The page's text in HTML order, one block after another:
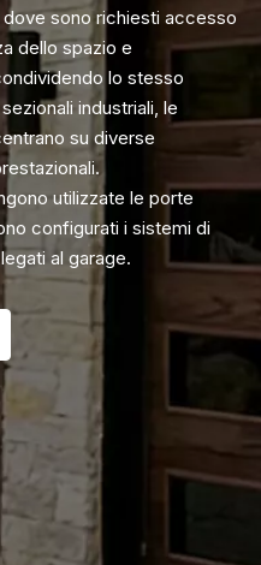
sono richiesti accesso
dello spazio e
lo stesso
industriali, le
su diverse
utilizzate le porte
configurati i sistemi di
al garage.